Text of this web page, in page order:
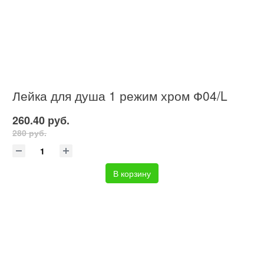
Лейка для душа 1 режим хром Ф04/L
260.40 руб.
280 руб.
В корзину